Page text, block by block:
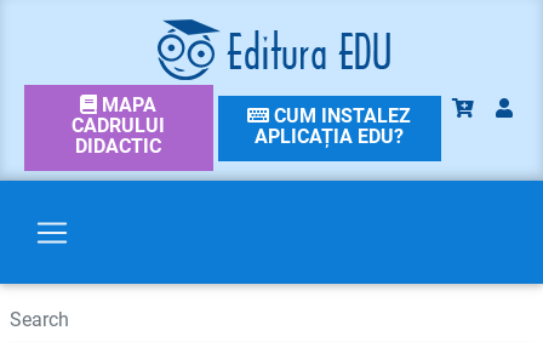
MAPA
CADRULUI
DIDACTIC
CUM INSTALEZ
APLICAȚIA EDU?